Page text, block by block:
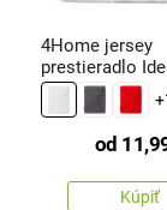
4Home jersey
prestieradlo
od
Kúpiť